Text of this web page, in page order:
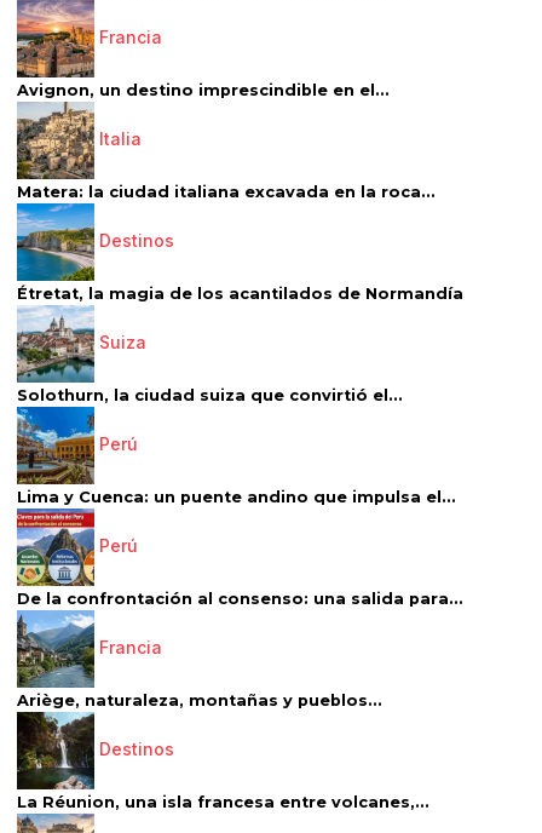
Francia
Avignon, un destino imprescindible en el...
Italia
Matera: la ciudad italiana excavada en la roca...
Destinos
Étretat, la magia de los acantilados de Normandía
Suiza
Solothurn, la ciudad suiza que convirtió el...
Perú
Lima y Cuenca: un puente andino que impulsa el...
Perú
De la confrontación al consenso: una salida para...
Francia
Ariège, naturaleza, montañas y pueblos...
Destinos
La Réunion, una isla francesa entre volcanes,...